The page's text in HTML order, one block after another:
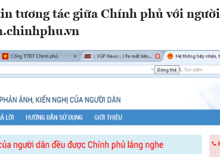
tương tác giữa Chính phủ với